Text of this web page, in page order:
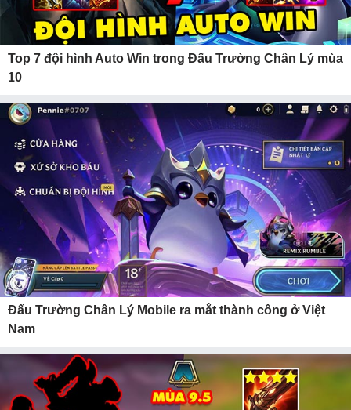
Top 7 đội hình Auto Win trong Đấu Trường Chân Lý mùa
10
Đấu Trường Chân Lý Mobile ra mắt thành công ở Việt
Nam